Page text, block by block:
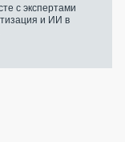
с экспертами
и ИИ в